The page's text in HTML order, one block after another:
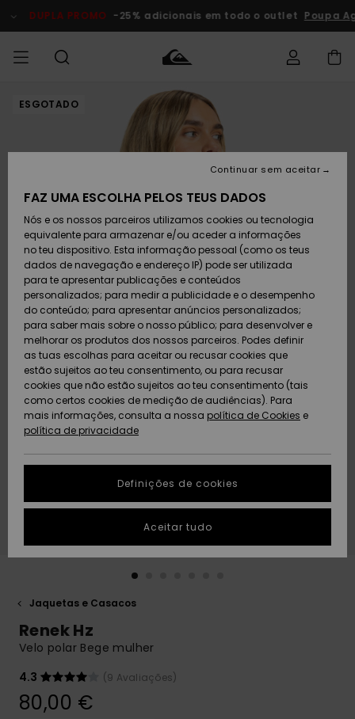
do
DUPLA PROMO -25% adicionais em todo o outlet Poupa
HOMEM Roupas
Calçado e
chinelos
Surfe/água
Snow
Artigos
recém-
chegados
Coleções
MENINO
Roupas
Calçado e
chinelos
Surfe/água
Neve
Artigos
recém-
chegados
Highlights
MULHER
Shop
chegados
Highlights
Snow
SURF
Surf Shop
Homem
Crianças
Highlights
Community
SNOW
Artigos
Homem
Artigos
Criança
Snow Shop
Feminino
Highlights
Community
DUPLA
PROMO
Outlet
Homem
Criança
Outlet
Mulher
AJUDA
Acede à tua
encomenda
Devoluções
Pagamento
Cartão
presente
Quiksilver
Freedom
Protecção de
dados
Guia de
tamanhos
conversa para
obteres a
resposta mais
rápida à tua
respostas
para as
SUSTAINABILITY
PRESENTE
DESEJO
ESGOTADO
Jaquetas e Casacos
Renek Hz
Velo polar Bege mulher
4.3
(9 Avaliações)
80,00 €
FAZ UMA ESCOLHA PELOS TEUS DADOS
Nós e os nossos parceiros utilizamos cookies ou tecnologia
equivalente para armazenar e/ou aceder a informações
no teu dispositivo. Esta informação pessoal (como os teus
dados de navegação e endereço IP) pode ser utilizada
para te apresentar publicações e conteúdos
personalizados; para medir a publicidade e o desempenho
do conteúdo; para apresentar anúncios personalizados;
para saber mais sobre o nosso público; para desenvolver e
melhorar os produtos dos nossos parceiros. Podes definir
as tuas escolhas para aceitar ou recusar cookies que
estão sujeitos ao teu consentimento, ou para recusar
cookies que não estão sujeitos ao teu consentimento (tais
como certos cookies de medição de audiências). Para
mais informações, consulta a nossa política de Cookies e
política de privacidade
Definições de cookies
Continuar sem aceitar
Aceitar tudo